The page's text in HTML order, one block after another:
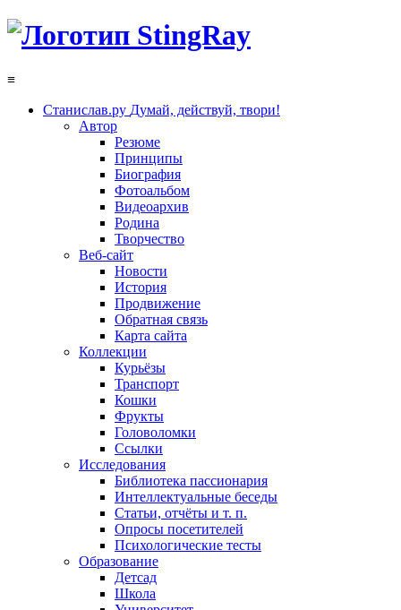
≡
Станислав.ру Думай, действуй, твори!
Автор
Резюме
Принципы
Биография
Фотоальбом
Видеоархив
Родина
Творчество
Веб-сайт
Новости
История
Продвижение
Обратная связь
Карта сайта
Коллекции
Курьёзы
Транспорт
Кошки
Фрукты
Головоломки
Ссылки
Исследования
Библиотека пассионария
Интеллектуальные беседы
Статьи, отчёты и т. п.
Опросы посетителей
Психологические тесты
Образование
Детсад
Школа